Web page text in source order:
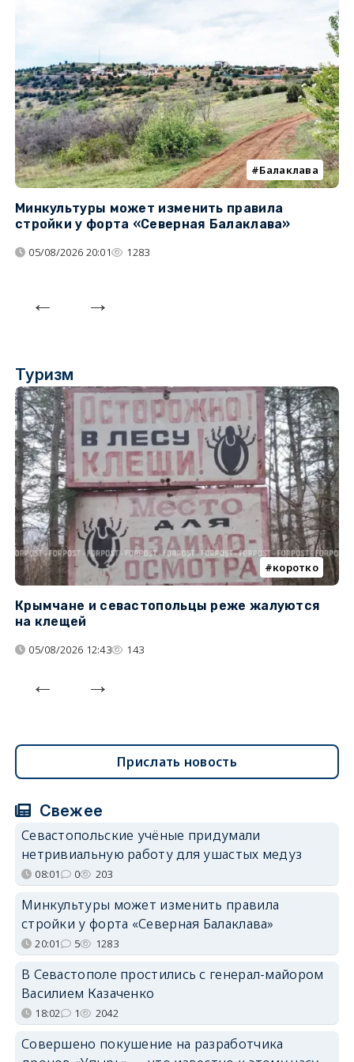
Балаклава
Минкультуры может изменить правила
стройки у форта «Северная Балаклава»
05/08/2026 20:01 1283
Туризм
коротко
Крымчане и севастопольцы реже жалуются
на клещей
05/08/2026 12:43 143
Прислать новость
Свежее
Севастопольские учёные придумали
нетривиальную работу для ушастых медуз
08:01 0 203
Минкультуры может изменить правила
стройки у форта «Северная Балаклава»
20:01 5 1283
В Севастополе простились с генерал-майором
Василием Казаченко
18:02 1 2042
Совершено покушение на разработчика